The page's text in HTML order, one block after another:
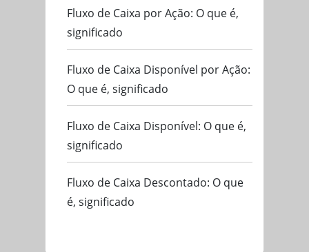
Fluxo de Caixa por Ação: O que é,
significado
Fluxo de Caixa Disponível por Ação:
O que é, significado
Fluxo de Caixa Disponível: O que é,
significado
Fluxo de Caixa Descontado: O que
é, significado